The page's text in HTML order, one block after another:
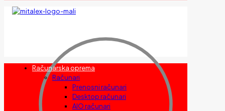
Računarska oprema
Računari
Prenosni računari
Desktop računari
AIO računari